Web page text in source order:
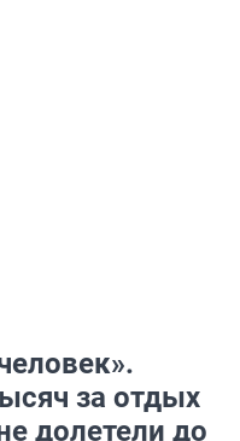
за отдых
долетели до